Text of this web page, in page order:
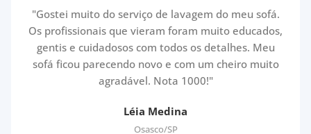
"Gostei muito do serviço de lavagem do meu sofá.
Os profissionais que vieram foram muito educados,
gentis e cuidadosos com todos os detalhes. Meu
sofá ficou parecendo novo e com um cheiro muito
agradável. Nota 1000!"
Léia Medina
Osasco/SP